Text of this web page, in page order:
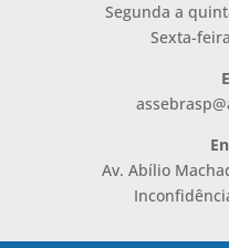
Segunda a
Sexta-
Av. Abílio